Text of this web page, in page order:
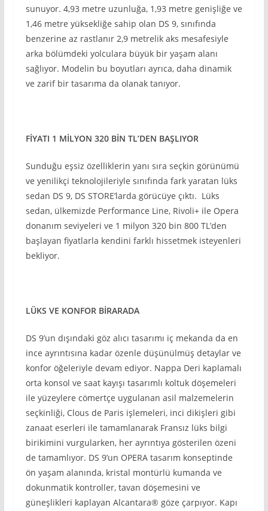
sunuyor. 4,93 metre uzunluğa, 1,93 metre genişliğe ve
1,46 metre yüksekliğe sahip olan DS 9, sınıfında
benzerine az rastlanır 2,9 metrelik aks mesafesiyle
arka bölümdeki yolculara büyük bir yaşam alanı
sağlıyor. Modelin bu boyutları ayrıca, daha dinamik
ve zarif bir tasarıma da olanak tanıyor.
FİYATI 1 MİLYON 320 BİN TL’DEN BAŞLIYOR
Sunduğu eşsiz özelliklerin yanı sıra seçkin görünümü
ve yenilikçi teknolojileriyle sınıfında fark yaratan lüks
sedan DS 9, DS STORE’larda görücüye çıktı. Lüks
sedan, ülkemizde Performance Line, Rivoli+ ile Opera
donanım seviyeleri ve 1 milyon 320 bin 800 TL’den
başlayan fiyatlarla kendini farklı hissetmek isteyenleri
bekliyor.
LÜKS VE KONFOR BİRARADA
DS 9’un dışındaki göz alıcı tasarımı iç mekanda da en
ince ayrıntısına kadar özenle düşünülmüş detaylar ve
konfor öğeleriyle devam ediyor. Nappa Deri kaplamalı
orta konsol ve saat kayışı tasarımlı koltuk döşemeleri
ile yüzeylere cömertçe uygulanan asil malzemelerin
seçkinliği, Clous de Paris işlemeleri, inci dikişleri gibi
zanaat eserleri ile tamamlanarak Fransız lüks bilgi
birikimini vurgularken, her ayrıntıya gösterilen özeni
de tamamlıyor. DS 9’un OPERA tasarım konseptinde
ön yaşam alanında, kristal montürlü kumanda ve
dokunmatik kontroller, tavan döşemesini ve
güneşlikleri kaplayan Alcantara® göze çarpıyor. Kapı